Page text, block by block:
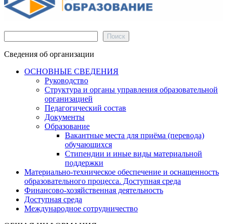
Поиск
Сведения об организации
ОСНОВНЫЕ СВЕДЕНИЯ
Руководство
Структура и органы управления образовательной
организацией
Педагогический состав
Документы
Образование
Вакантные места для приёма (перевода)
обучающихся
Стипендии и иные виды материальной
поддержки
Материально-техническое обеспечение и оснащенность
образовательного процесса. Доступная среда
Финансово-хозяйственная деятельность
Доступная среда
Международное сотрудничество